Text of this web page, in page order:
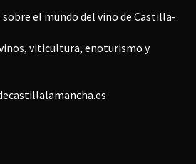
el mundo del vino de Castilla-
viticultura, enoturismo y